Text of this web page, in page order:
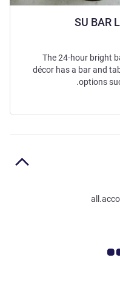
SU BAR
The 24-hour bright
décor has a bar and
options